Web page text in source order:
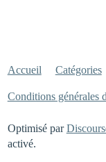
Accueil Catégories
Conditions générales
Optimisé par
activé.